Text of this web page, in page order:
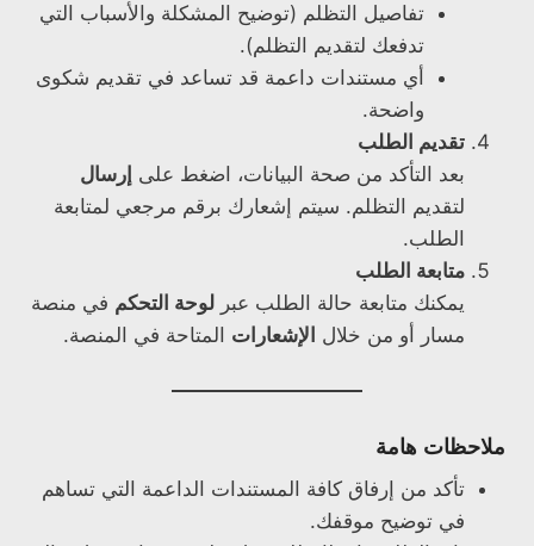
تفاصيل التظلم (توضيح المشكلة والأسباب التي
تدفعك لتقديم التظلم).
أي مستندات داعمة قد تساعد في تقديم شكوى
واضحة.
تقديم الطلب
بعد التأكد من صحة البيانات، اضغط على إرسال
لتقديم التظلم. سيتم إشعارك برقم مرجعي لمتابعة
الطلب.
متابعة الطلب
يمكنك متابعة حالة الطلب عبر لوحة التحكم في منصة
مسار أو من خلال الإشعارات المتاحة في المنصة.
ملاحظات هامة
تأكد من إرفاق كافة المستندات الداعمة التي تساهم
في توضيح موقفك.